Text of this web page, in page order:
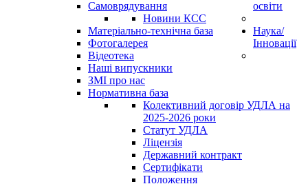
Самоврядування
Новини КСС
Матеріально-технічна база
Фотогалерея
Відеотека
Наші випускники
ЗМІ про нас
Нормативна база
Колективний договір УДЛА на
2025-2026 роки
Статут УДЛА
Ліцензія
Державний контракт
Сертифікати
Положення
освіти
Наука/
Інновації